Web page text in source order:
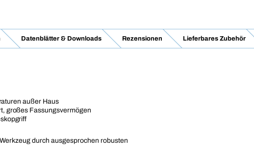
Datenblätter & Downloads Rezensionen Lieferbares Zubehör
außer Haus
großes Fassungsvermögen
durch ausgesprochen robusten